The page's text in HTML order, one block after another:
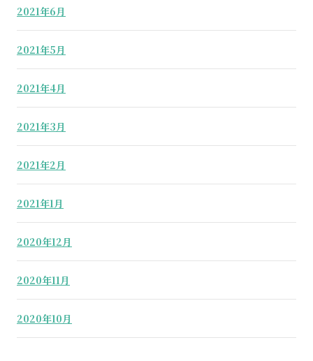
2021年6月
2021年5月
2021年4月
2021年3月
2021年2月
2021年1月
2020年12月
2020年11月
2020年10月